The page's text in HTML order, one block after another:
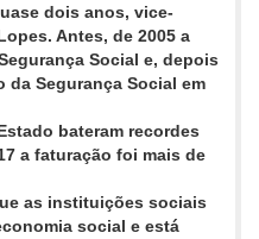
dois anos, vice-
Antes, de 2005 a
Social e, depois
Segurança Social em
bateram recordes
a faturação foi mais de
as instituições sociais
social e está